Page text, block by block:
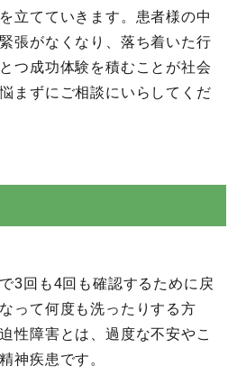
立てていきます。患者様の中
張がなくなり、落ち着いた行
つ成功体験を積むことが社会
まずにご相談にいらしてくだ
3回も4回も確認するために戻
って何度も洗ったりする方
性障害とは、過度な不安やこ
神疾患です。